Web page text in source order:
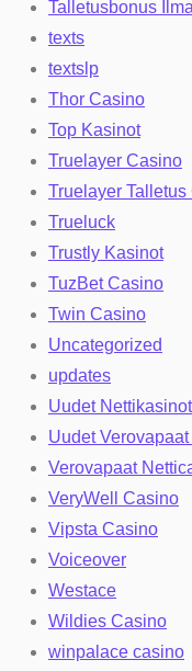
Talletusbonus
texts
textslp
Thor Casino
Top Kasinot
Truelayer Casino
Truelayer Talletus
Trueluck
Trustly Kasinot
TuzBet Casino
Twin Casino
Uncategorized
updates
Uudet
Uudet
Verovapaat
VeryWell Casino
Vipsta Casino
Voiceover
Westace
Wildies Casino
winpalace casino